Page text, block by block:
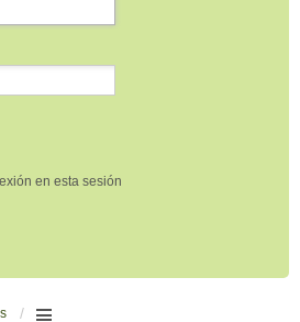
en esta sesión